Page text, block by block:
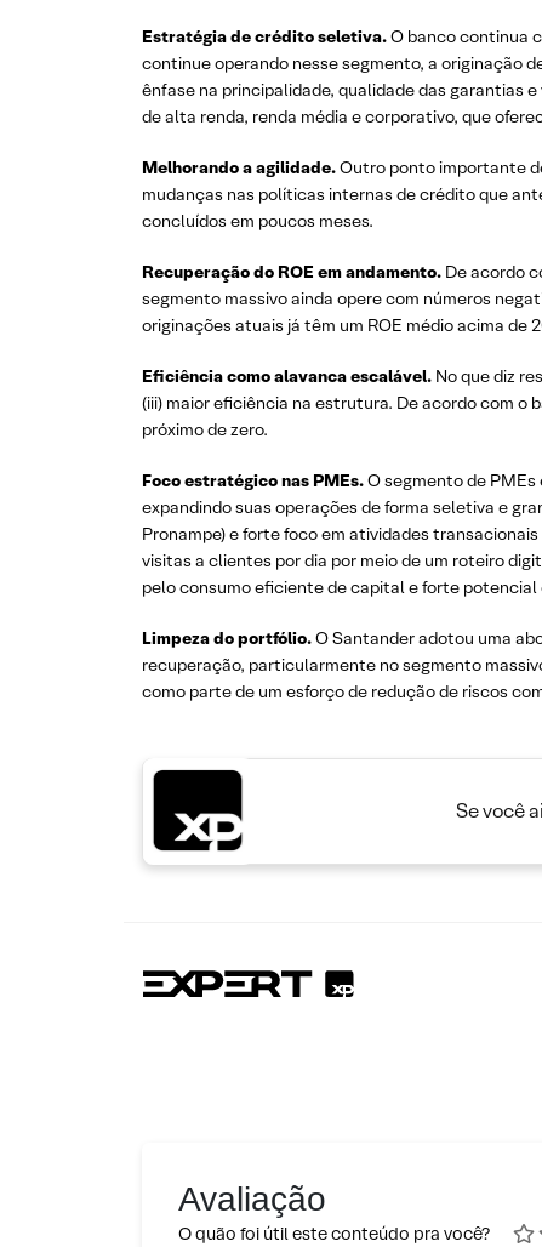
Estratégia de crédito seletiva.O banco continua
continue operando nesse segmento, a originação
ênfase na principalidade, qualidade das garantias
de alta renda, renda média e corporativo, que
Melhorando a agilidade.Outro ponto importante
mudanças nas políticas internas de crédito que
concluídos em poucos meses.
Recuperação do ROE em andamento. De acordo
segmento massivo ainda opere com números
originações atuais já têm um ROE médio acima de
Eficiência como alavanca escalável. No que diz
(iii) maior eficiência na estrutura. De acordo com o
próximo de zero.
Foco estratégico nas PMEs.O segmento de
expandindo suas operações de forma seletiva e
Pronampe) e forte foco em atividades
visitas a clientes por dia por meio de um roteiro
pelo consumo eficiente de capital e forte potencial
Limpeza do portfólio.O Santander adotou uma
recuperação, particularmente no segmento
como parte de um esforço de redução de riscos
Se você
Avaliação
O quão foi útil este conteúdo pra você?